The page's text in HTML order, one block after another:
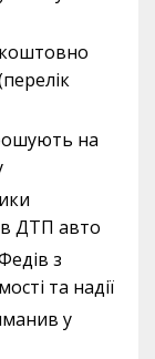
на
в ДТП авто
з
та надії
у